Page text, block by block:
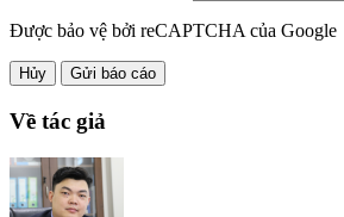
Được bảo vệ bởi reCAPTCHA của Google
Hủy Gửi báo cáo
Về tác giả